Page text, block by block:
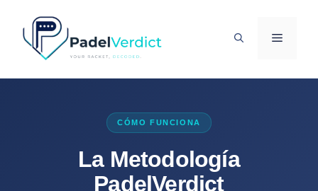
contenido
MENÚ
CÓMO FUNCIONA
La Metodología
PadelVerdict